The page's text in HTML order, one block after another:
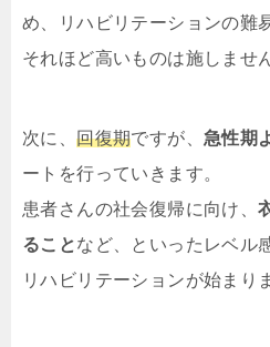
め、リハビリテーションの難
それほど高いものは施しませ
次に、回復期ですが、急性期
ートを行っていきます。
患者さんの社会復帰に向け、
ることなど、といったレベル
リハビリテーションが始まり